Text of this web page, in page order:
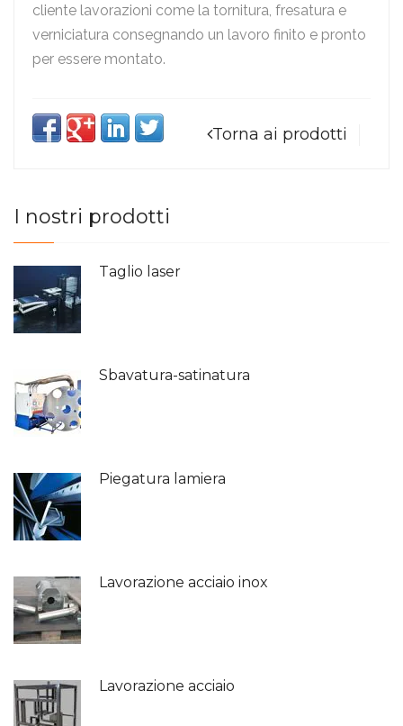
cliente lavorazioni come la tornitura, fresatura e
verniciatura consegnando un lavoro finito e pronto
per essere montato.
Torna ai prodotti
I nostri prodotti
Taglio laser
Sbavatura-satinatura
Piegatura lamiera
Lavorazione acciaio inox
Lavorazione acciaio